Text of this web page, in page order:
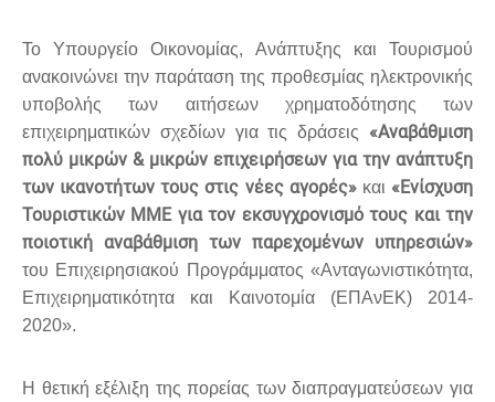
Το Υπουργείο Οικονομίας, Ανάπτυξης και Τουρισμού
ανακοινώνει την παράταση της προθεσμίας ηλεκτρονικής
υποβολής των αιτήσεων χρηματοδότησης των
επιχειρηματικών σχεδίων για τις δράσεις «Αναβάθμιση
πολύ μικρών & μικρών επιχειρήσεων για την ανάπτυξη
των ικανοτήτων τους στις νέες αγορές»και «Ενίσχυση
Τουριστικών ΜΜΕ για τον εκσυγχρονισμό τους και την
ποιοτική αναβάθμιση των παρεχομένων υπηρεσιών»
του Επιχειρησιακού Προγράμματος «Ανταγωνιστικότητα,
Επιχειρηματικότητα και Καινοτομία (ΕΠΑνΕΚ) 2014-
2020».
Η θετική εξέλιξη της πορείας των διαπραγματεύσεων για